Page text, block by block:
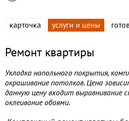
карточка услуги и цены
Ремонт квартиры
Укладка напольного покрытия,
окрашивание потолков. Цена
данную цену входит выравнивание
оклеивание обоями.